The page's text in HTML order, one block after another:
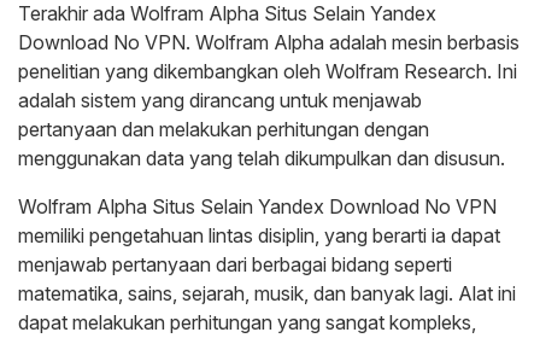
Terakhir ada Wolfram Alpha Situs Selain Yandex
Download No VPN. Wolfram Alpha adalah mesin berbasis
penelitian yang dikembangkan oleh Wolfram Research. Ini
adalah sistem yang dirancang untuk menjawab
pertanyaan dan melakukan perhitungan dengan
menggunakan data yang telah dikumpulkan dan disusun.
Wolfram Alpha Situs Selain Yandex Download No VPN
memiliki pengetahuan lintas disiplin, yang berarti ia dapat
menjawab pertanyaan dari berbagai bidang seperti
matematika, sains, sejarah, musik, dan banyak lagi. Alat ini
dapat melakukan perhitungan yang sangat kompleks,